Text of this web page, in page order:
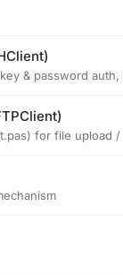
& password
for file